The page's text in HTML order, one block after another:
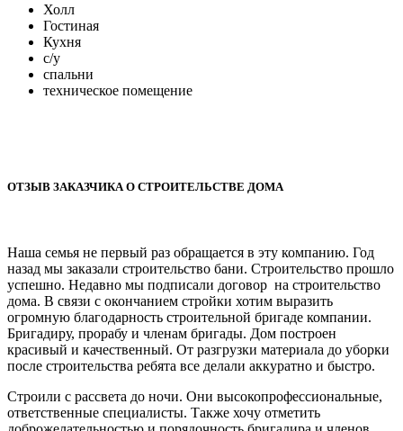
Холл
Гостиная
Кухня
с/у
спальни
техническое помещение
ОТЗЫВ ЗАКАЗЧИКА О СТРОИТЕЛЬСТВЕ ДОМА
Наша семья не первый раз обращается в эту компанию. Год
назад мы заказали строительство бани. Строительство прошло
успешно. Недавно мы подписали договор на строительство
дома. В связи с окончанием стройки хотим выразить
огромную благодарность строительной бригаде компании.
Бригадиру, прорабу и членам бригады. Дом построен
красивый и качественный. От разгрузки материала до уборки
после строительства ребята все делали аккуратно и быстро.
Строили с рассвета до ночи. Они высокопрофессиональные,
ответственные специалисты. Также хочу отметить